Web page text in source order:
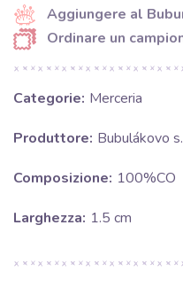
Aggiungere al
Ordinare un
Categorie: Merceria
Produttore: Bubulákovo
Composizione: 100%CO
Larghezza: 1.5 cm